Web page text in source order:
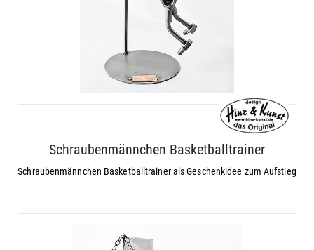
Schraubenmännchen Basketballtrainer
Schraubenmännchen Basketballtrainer als Geschenkidee zum Aufstieg